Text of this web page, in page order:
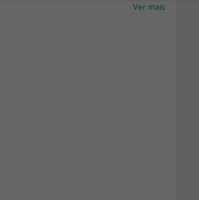
Ver mais